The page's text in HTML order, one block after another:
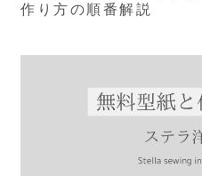
作り方の順番解説